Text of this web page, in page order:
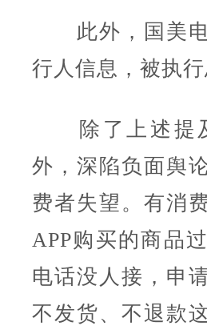
此外，国美电
行人信息，被执
除了上述提及
外，深陷负面舆
费者失望。有消
APP购买的商品
电话没人接，申
不发货、不退款